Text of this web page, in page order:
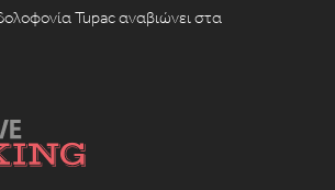
Tupac αναβιώνει στα